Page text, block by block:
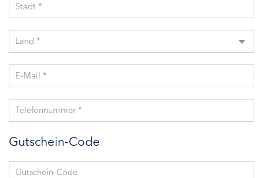
Stadt *
Land *
E-Mail *
Telefonnummer *
Gutschein-Code
Gutschein-Code